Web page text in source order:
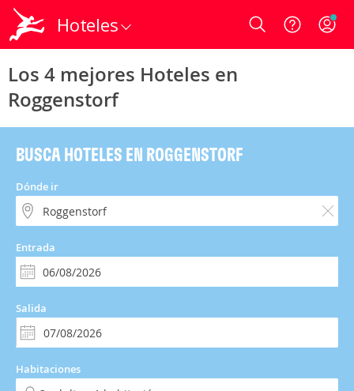
Hoteles Login
Los 4 mejores Hoteles en
Roggenstorf
BUSCA HOTELES EN ROGGENSTORF
Dónde ir
Entrada
Salida
Habitaciones